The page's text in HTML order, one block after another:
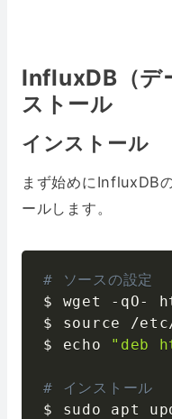
InfluxDB（デ
ストール
インストール
まず始めにInfluxDB
ールします。
# ソースの設定
$ wget - qO-
$ source
/etc
$ echo "deb
# インストール
$ sudo apt